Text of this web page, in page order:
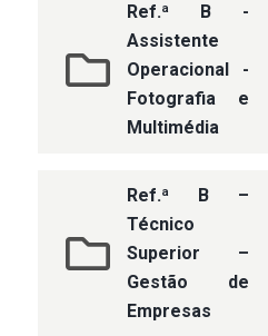
Ref.ª B -
Assistente
Operacional -
Fotografia e
Multimédia
Ref.ª B –
Técnico
Superior –
Gestão de
Empresas